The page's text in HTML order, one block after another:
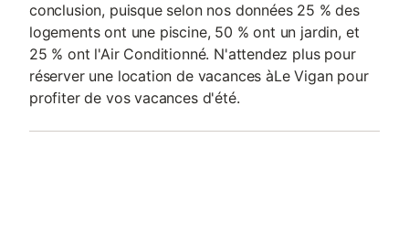
conclusion, puisque selon nos données 25 % des
logements ont une piscine, 50 % ont un jardin, et
25 % ont l'Air Conditionné. N'attendez plus pour
réserver une location de vacances àLe Vigan pour
profiter de vos vacances d'été.